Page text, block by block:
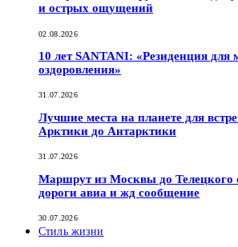
и острых ощущений
02.08.2026
10 лет SANTANI: «Резиденция для
оздоровления»
31.07.2026
Лучшие места на планете для
Арктики до Антарктики
31.07.2026
Маршрут из Москвы до Телецкого
дороги авиа и жд сообщение
30.07.2026
Стиль жизни